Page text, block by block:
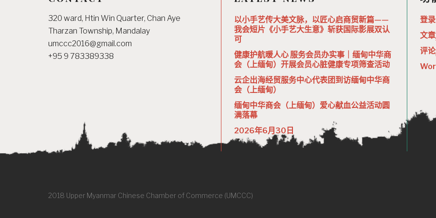
320 ward, Htin Win Quarter, Chan Aye
Tharzan Township, Mandalay
umccc2016@gmail.com
+95 9 783389338
以小手艺传大美文脉，以匠心启商贸新篇——
我会短片《小手艺大生意》斩获国际影展双认
可
健康护航暖人心 服务会员办实事｜缅甸中华商
会（上缅甸）开展会员心脏健康专项筛查活动
云企出海经贸服务中心代表团到访缅甸中华商
会（上缅甸）
缅甸中华商会（上缅甸）爱心献血公益活动圆
满落幕
2026年6月30日
登录
文章
评论
2018 Upper Myanmar Chinese Chamber of Commerce (UMCCC)